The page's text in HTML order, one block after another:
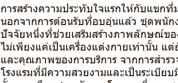
การสร้างความประทับใจแรกให้กับแขก
นอกจากการต้อนรับที่อบอุ่นแล้ว ชุดพนัก
ปัจจัยหนึ่งที่ช่วยเสริมสร้างภาพลักษณ์ขอ
ไม่เพียงแค่เป็นเครื่องแต่งกายเท่านั้น
และคุณภาพของการบริการ จากการสำ
โรงแรมที่มีความสวยงามและเป็นระเบี